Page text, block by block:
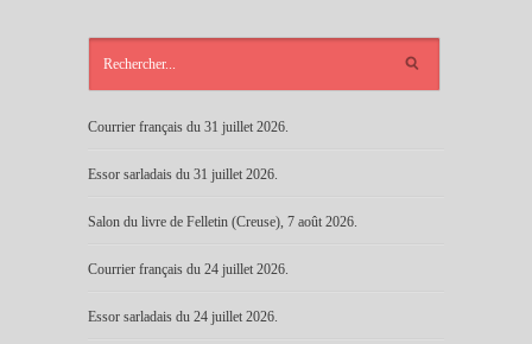
Courrier français du 31 juillet 2026.
Essor sarladais du 31 juillet 2026.
Salon du livre de Felletin (Creuse), 7 août 2026.
Courrier français du 24 juillet 2026.
Essor sarladais du 24 juillet 2026.